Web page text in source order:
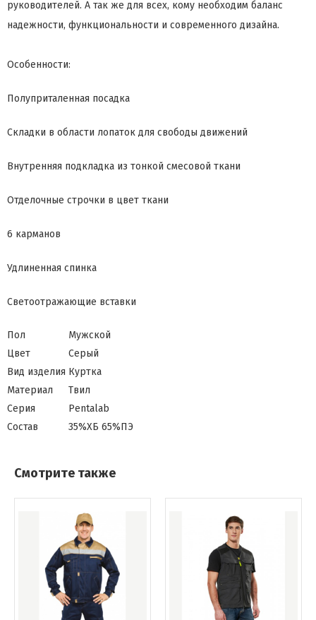
руководителей. А так же для всех, кому необходим баланс
надежности, функциональности и современного дизайна.
Особенности:
Полуприталенная посадка
Складки в области лопаток для свободы движений
Внутренняя подкладка из тонкой смесовой ткани
Отделочные строчки в цвет ткани
6 карманов
Удлиненная спинка
Светоотражающие вставки
Пол
Мужской
Цвет
Серый
Вид изделия Куртка
Материал
Твил
Серия
Pentalab
Состав
35%ХБ 65%ПЭ
Смотрите также